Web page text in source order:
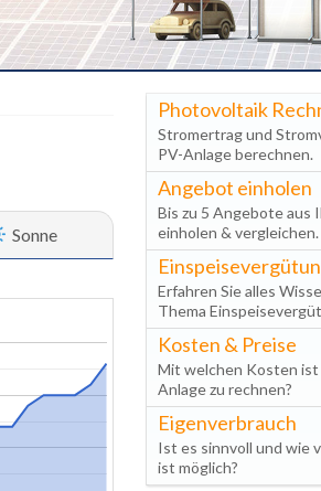
Sonne
Photovoltaik
Stromertrag und
PV-Anlage berechnen.
Angebot einholen
Bis zu 5 Angebote aus
einholen & vergleichen.
Erfahren Sie alles
Thema
Kosten & Preise
Mit welchen Kosten ist
Anlage zu rechnen?
Eigenverbrauch
Ist es sinnvoll und wie
ist möglich?